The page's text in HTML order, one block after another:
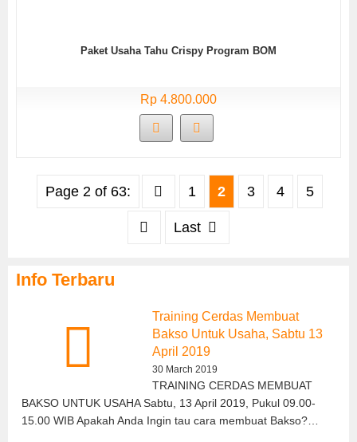
Paket Usaha Tahu Crispy Program BOM
Rp 4.800.000
Page 2 of 63: 1 2 3 4 5
Last
Info Terbaru
Training Cerdas Membuat
Bakso Untuk Usaha, Sabtu 13
April 2019
30 March 2019
TRAINING CERDAS MEMBUAT
BAKSO UNTUK USAHA Sabtu, 13 April 2019, Pukul 09.00-
15.00 WIB Apakah Anda Ingin tau cara membuat Bakso?…